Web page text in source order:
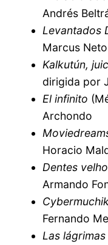
Andrés
Levantados
Marcus Neto
Kalkutún,
dirigida por
El infinito
Archondo
Horacio
Dentes
Armando
Fernando
Las